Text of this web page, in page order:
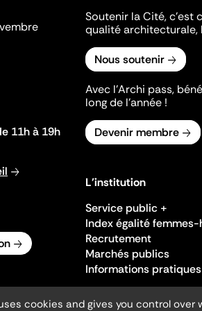
11h à 19h
Soutenir la Cité, c'est
qualité architecturale,
Nous soutenir
Avec l’Archi pass,
long de l’année !
Devenir membre
L'institution
Service public +
Index égalité
Recrutement
Marchés publics
Informations pratiques
cookies and gives you control